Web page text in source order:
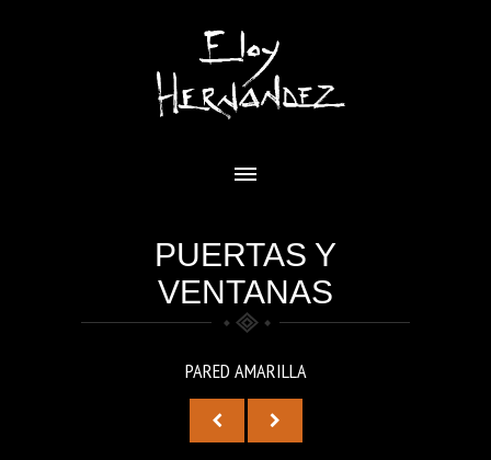
PUERTAS Y
VENTANAS
PARED AMARILLA